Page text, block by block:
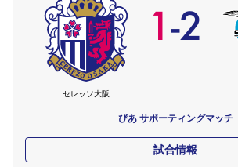
セレッソ大阪
1-2
ぴあ サポーティングマッチ
試合情報